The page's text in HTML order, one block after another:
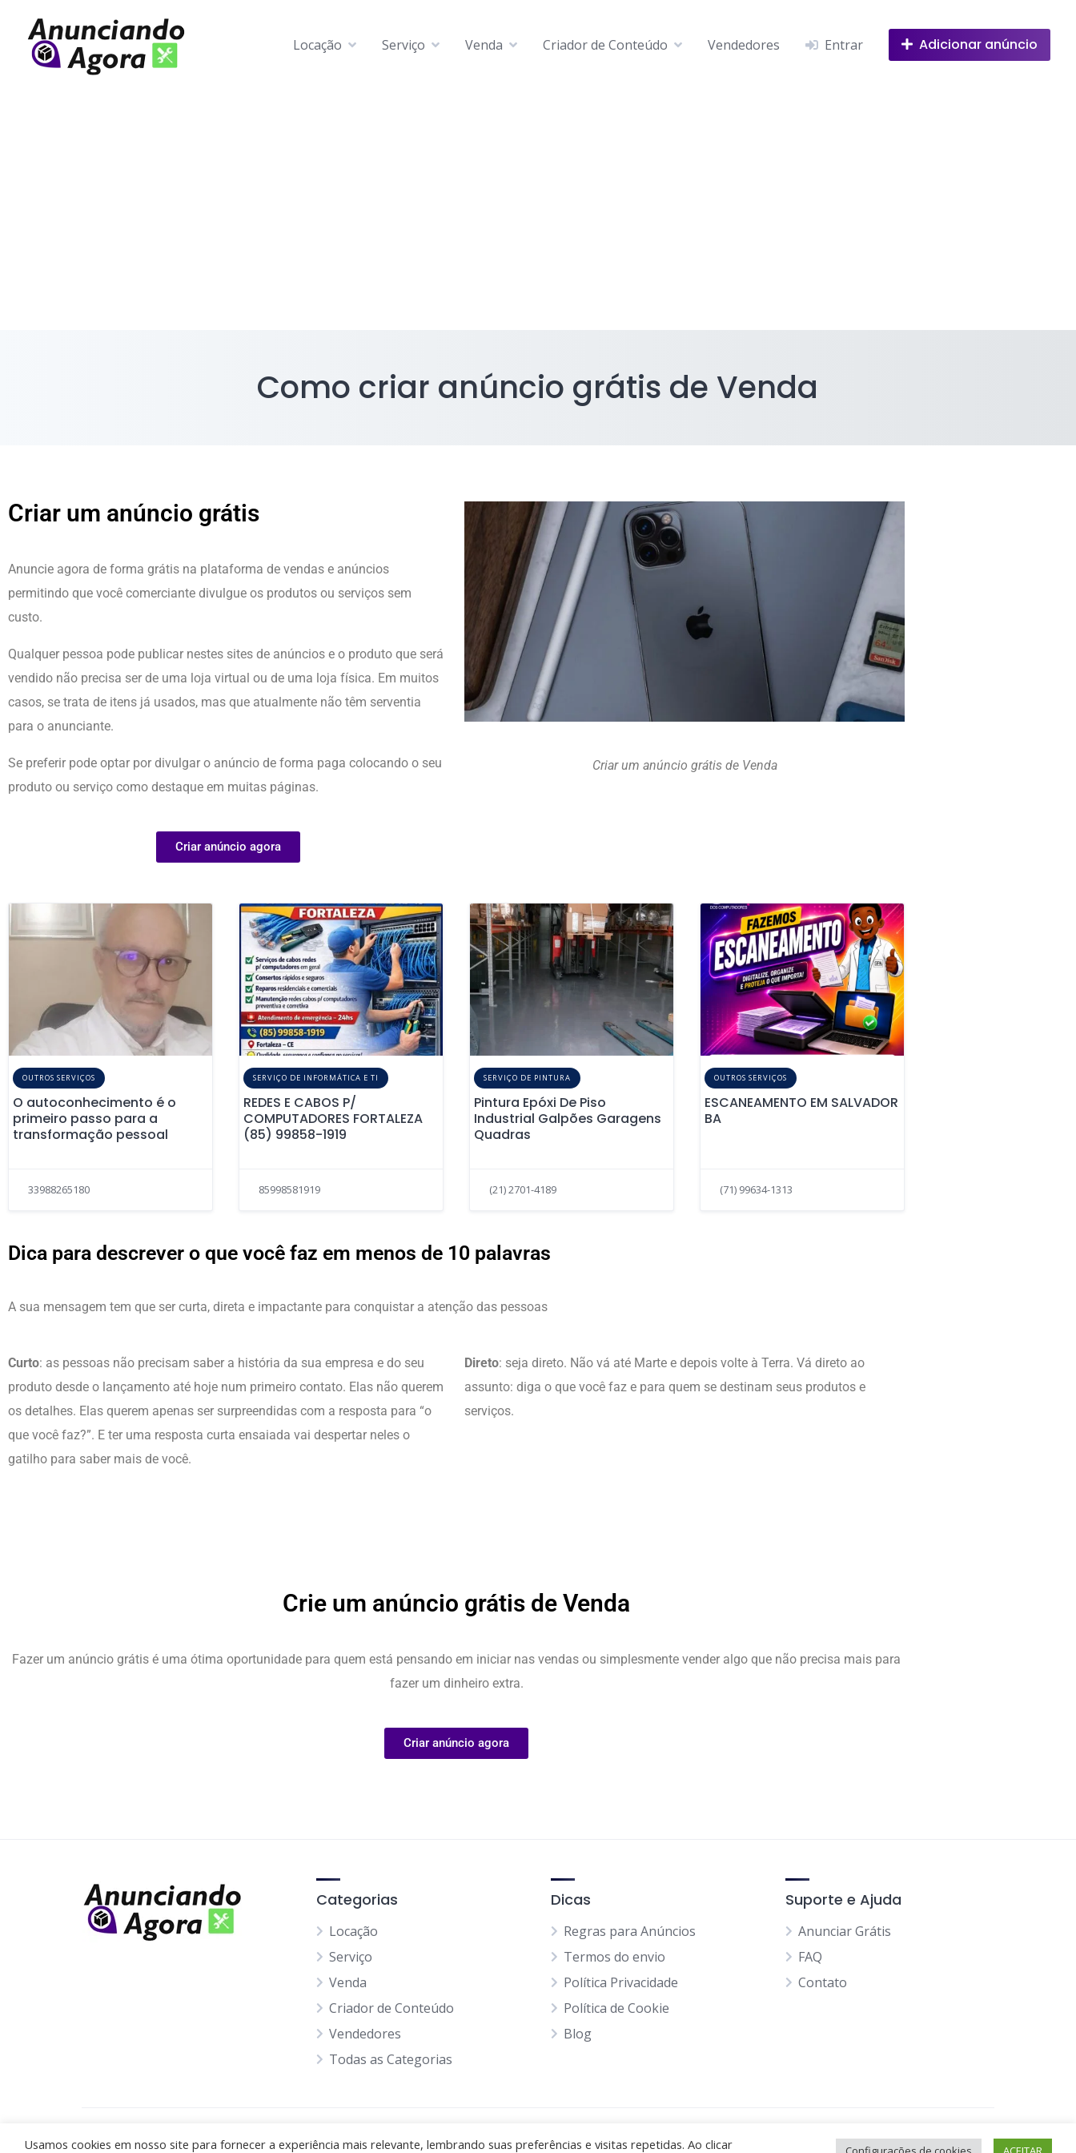
Locação Serviço Venda Criador de Conteúdo Vendedores Entrar Adicionar anúncio
Como criar anúncio grátis de Venda
Criar um anúncio grátis
Anuncie agora de forma grátis na plataforma de vendas e anúncios
permitindo que você comerciante divulgue os produtos ou serviços sem
custo.
Qualquer pessoa pode publicar nestes sites de anúncios e o produto que será
vendido não precisa ser de uma loja virtual ou de uma loja física. Em muitos
casos, se trata de itens já usados, mas que atualmente não têm serventia
para o anunciante.
Se preferir pode optar por divulgar o anúncio de forma paga colocando o seu
produto ou serviço como destaque em muitas páginas.
Criar anúncio agora
Criar um anúncio grátis de Venda
OUTROS SERVIÇOS
O autoconhecimento é o
primeiro passo para a
transformação pessoal
33988265180
SERVIÇO DE INFORMÁTICA E TI
REDES E CABOS P/
COMPUTADORES FORTALEZA
(85) 99858-1919
85998581919
SERVIÇO DE PINTURA
Pintura Epóxi De Piso
Industrial Galpões Garagens
Quadras
(21) 2701-4189
OUTROS SERVIÇOS
ESCANEAMENTO EM SALVADOR
BA
(71) 99634-1313
Dica para descrever o que você faz em menos de 10 palavras
A sua mensagem tem que ser curta, direta e impactante para conquistar a atenção das pessoas
Curto: as pessoas não precisam saber a história da sua empresa e do seu
produto desde o lançamento até hoje num primeiro contato. Elas não querem
os detalhes. Elas querem apenas ser surpreendidas com a resposta para “o
que você faz?”. E ter uma resposta curta ensaiada vai despertar neles o
gatilho para saber mais de você.
Direto: seja direto. Não vá até Marte e depois volte à Terra. Vá direto ao
assunto: diga o que você faz e para quem se destinam seus produtos e
serviços.
Crie um anúncio grátis de Venda
Fazer um anúncio grátis é uma ótima oportunidade para quem está pensando em iniciar nas vendas ou simplesmente vender algo que não precisa mais para
fazer um dinheiro extra.
Criar anúncio agora
Categorias
Locação
Serviço
Venda
Criador de Conteúdo
Vendedores
Todas as Categorias
Dicas
Regras para Anúncios
Termos do envio
Política Privacidade
Política de Cookie
Blog
Suporte e Ajuda
Anunciar Grátis
FAQ
Contato
Anunciando Agora Página Inicial Minha Conta
Usamos cookies em nosso site para fornecer a experiência mais relevante, lembrando suas preferências e visitas repetidas. Ao clicar